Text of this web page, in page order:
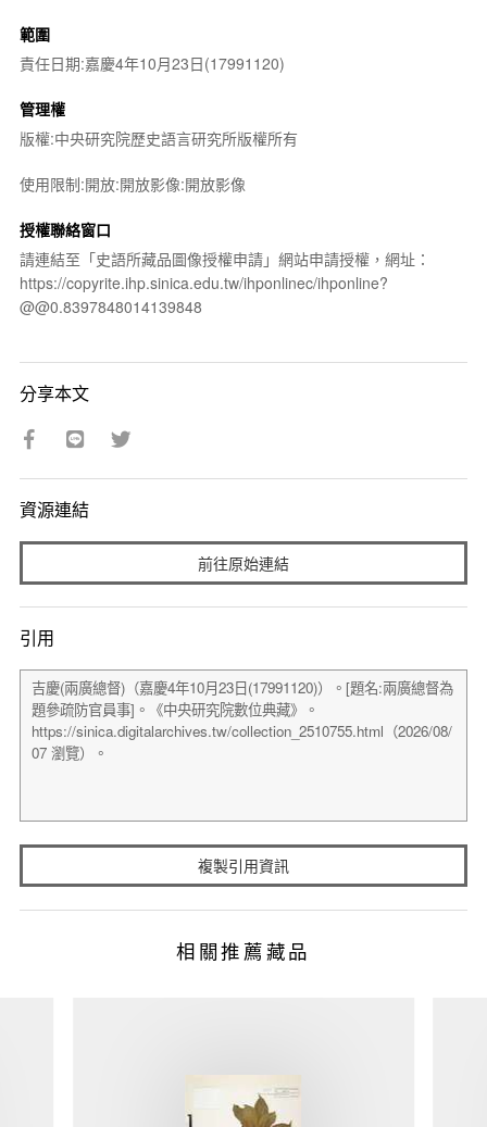
範圍
責任日期:嘉慶4年10月23日(17991120)
管理權
版權:中央研究院歷史語言研究所版權所有
使用限制:開放:開放影像:開放影像
授權聯絡窗口
請連結至「史語所藏品圖像授權申請」網站申請授權，網址：
https://copyrite.ihp.sinica.edu.tw/ihponlinec/ihponline?
@@0.8397848014139848
分享本文
資源連結
前往原始連結
引用
複製引用資訊
相關推薦藏品